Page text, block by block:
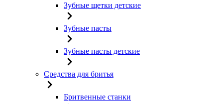
Зубные щетки детские
Зубные пасты
Зубные пасты детские
Средства для бритья
Бритвенные станки